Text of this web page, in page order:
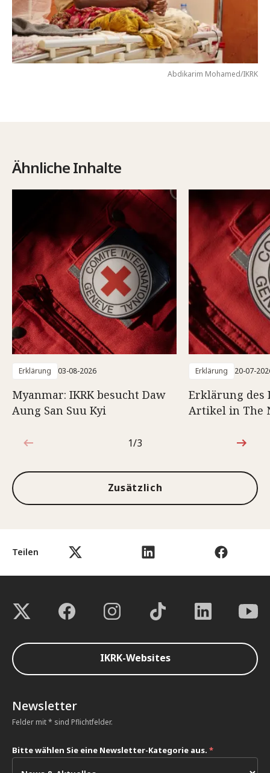
Teilen
Abdikarim Mohamed/IKRK
Ähnliche Inhalte
Erklärung 03-08-2026
Myanmar: IKRK besucht Daw
Aung San Suu Kyi
Erklärung 20-07-
Erklärung des
Artikel in The
1von3
1/3
Zusätzlich
IKRK-Websites
Newsletter
Felder mit * sind Pflichtfelder.
Bitte wählen Sie eine Newsletter-Kategorie aus. *